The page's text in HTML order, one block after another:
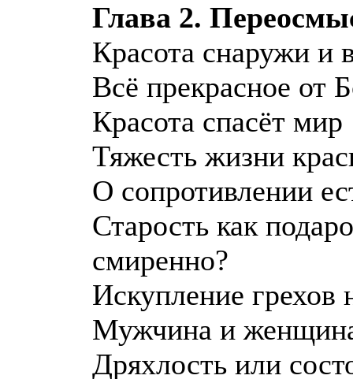
Глава 2.
Красота снаружи и
Всё прекрасное от
Красота спасёт мир
Тяжесть жизни
О сопротивлении
Старость как
смиренно?
Искупление
Мужчина и женщина
Дряхлость или